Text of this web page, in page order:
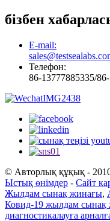
бізбен
E-mail:
Телефон:
86-13777885335/
© Авторлық құқық -
Ыстық өнімдер - Сайт
Жылдам сынақ жинағы,
Ковид-19 жылдам сынақ
диагностикалауға